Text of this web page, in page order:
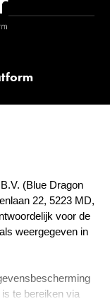
(Blue Dragon
22, 5223 MD,
voor de
weergegeven in
te bereiken via